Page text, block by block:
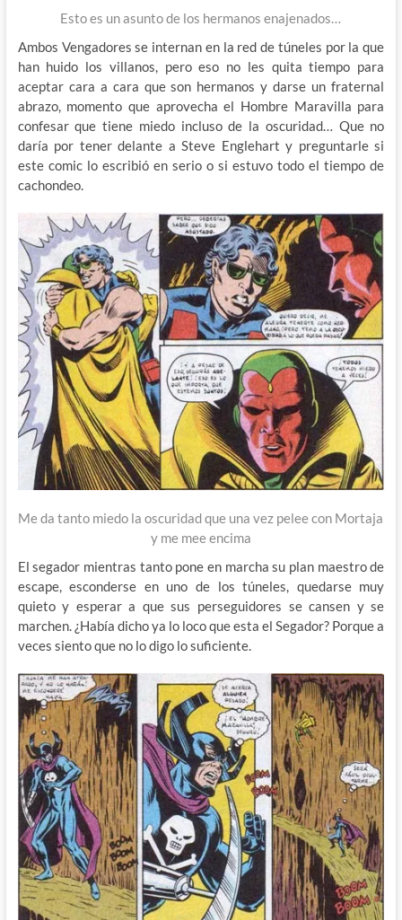
Esto es un asunto de los hermanos enajenados…
Ambos Vengadores se internan en la red de túneles por la que
han huido los villanos, pero eso no les quita tiempo para
aceptar cara a cara que son hermanos y darse un fraternal
abrazo, momento que aprovecha el Hombre Maravilla para
confesar que tiene miedo incluso de la oscuridad… Que no
daría por tener delante a Steve Englehart y preguntarle si
este comic lo escribió en serio o si estuvo todo el tiempo de
cachondeo.
Me da tanto miedo la oscuridad que una vez pelee con Mortaja
y me mee encima
El segador mientras tanto pone en marcha su plan maestro de
escape, esconderse en uno de los túneles, quedarse muy
quieto y esperar a que sus perseguidores se cansen y se
marchen. ¿Había dicho ya lo loco que esta el Segador? Porque a
veces siento que no lo digo lo suficiente.